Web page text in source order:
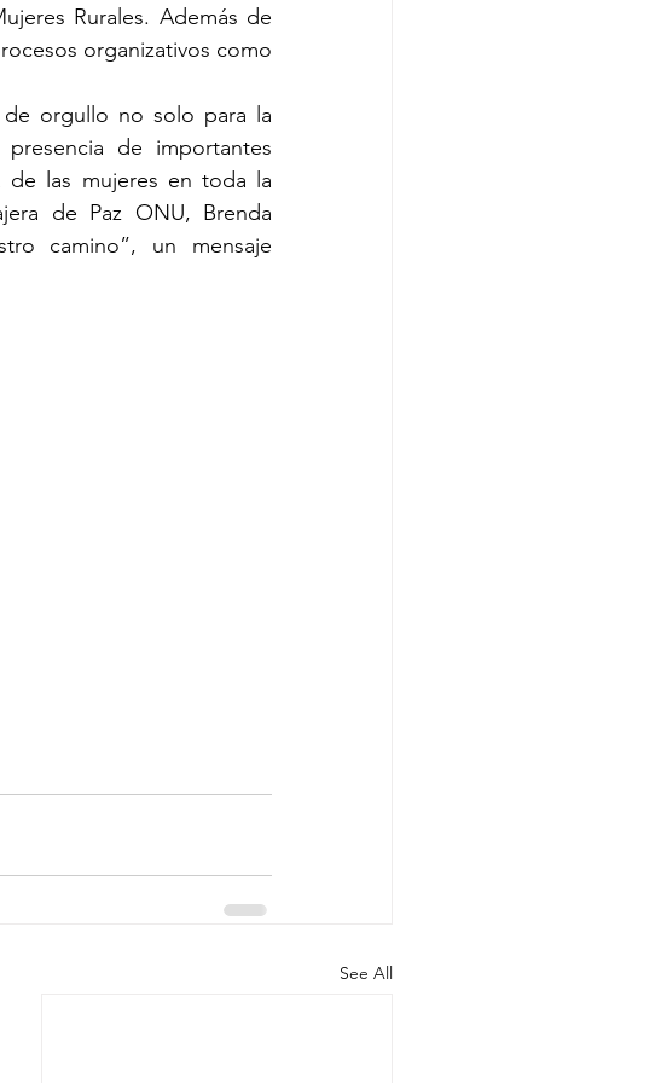
Rurales. Además de
organizativos como
orgullo no solo para la
de importantes
de las mujeres en toda la
de Paz ONU, Brenda
camino”, un mensaje
See All